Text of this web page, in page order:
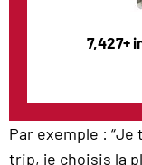
7,427+
Par exemple :
trip, je choisis la